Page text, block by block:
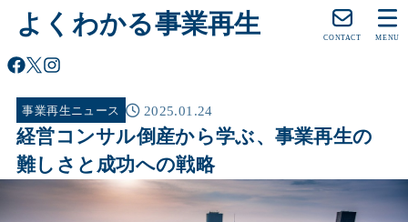
よくわかる事業再生 CONTACT MENU
事業再生ニュース 2025.01.24
経営コンサル倒産から学ぶ、事業再生の
難しさと成功への戦略